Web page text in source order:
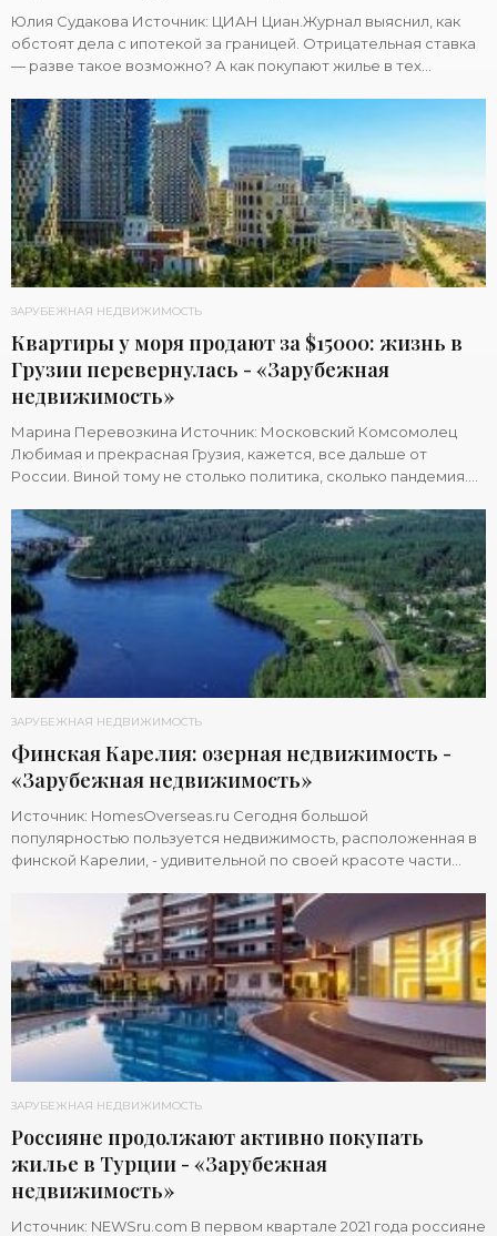
Юлия Судакова Источник: ЦИАН Циан.Журнал выяснил, как
обстоят дела с ипотекой за границей. Отрицательная ставка
— разве такое возможно? А как покупают жилье в тех
ЗАРУБЕЖНАЯ НЕДВИЖИМОСТЬ
Квартиры у моря продают за $15000: жизнь в
Грузии перевернулась - «Зарубежная
недвижимость»
Марина Перевозкина Источник: Московский Комсомолец
Любимая и прекрасная Грузия, кажется, все дальше от
России. Виной тому не столько политика, сколько пандемия.
ЗАРУБЕЖНАЯ НЕДВИЖИМОСТЬ
Финская Карелия: озерная недвижимость -
«Зарубежная недвижимость»
Источник: HomesOverseas.ru Сегодня большой
популярностью пользуется недвижимость, расположенная в
финской Карелии, - удивительной по своей красоте части
ЗАРУБЕЖНАЯ НЕДВИЖИМОСТЬ
Россияне продолжают активно покупать
жилье в Турции - «Зарубежная
недвижимость»
Источник: NEWSru.com В первом квартале 2021 года россияне